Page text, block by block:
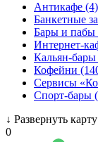
Антикафе (4)
Банкетные
Бары и пабы
Интернет-
Кальян-бары
Кофейни
Сервисы
Спорт-бары
↓ Развернуть карту
0